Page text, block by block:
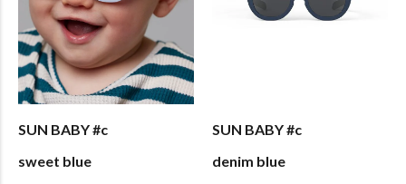
SUN BABY #c
sweet blue
SUN BABY #c
denim blue